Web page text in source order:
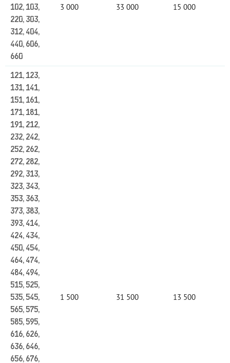
102, 103,
220, 303,
312, 404,
440, 606,
660
3 000 33 000 15 000
121, 123,
131, 141,
151, 161,
171, 181,
191, 212,
232, 242,
252, 262,
272, 282,
292, 313,
323, 343,
353, 363,
373, 383,
393, 414,
424, 434,
450, 454,
464, 474,
484, 494,
515, 525,
535, 545,
565, 575,
585, 595,
616, 626,
636, 646,
656, 676,
1 500 31 500 13 500